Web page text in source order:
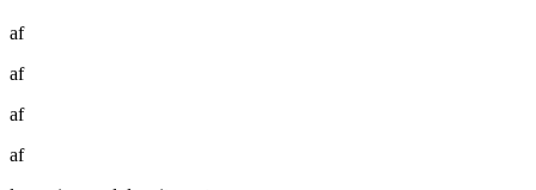
af
af
af
af